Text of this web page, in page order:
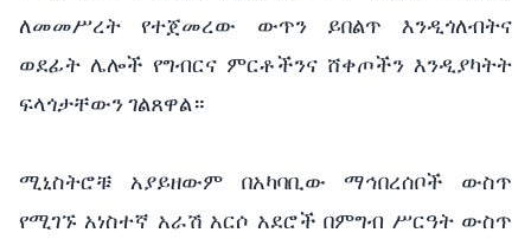
ለመመሥረት የተጀመረው ውጥን ይበልጥ እንዲጎለብትና
ወደፊት ሌሎች የግብርና ምርቶችንና ሸቀጦችን እንዲያካትት
ፍላጎታቸውን ገልጸዋል።
ሚኒስትሮቹ አያይዘውም በአካባቢው ማኅበረሰቦች ውስጥ
የሚገኙ አነስተኛ አራሽ አርሶ አደሮች በምግብ ሥርዓት ውስጥ